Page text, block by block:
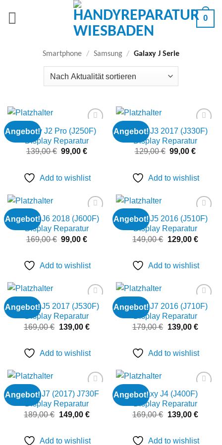
0
Smartphone / Samsung / Galaxy J Serie
Angebot!
Add to
wishlist
Galaxy J2 Pro (J250F)
Display Reparatur
139,00€ Ursprünglicher
139,00 €
99,00€Aktueller
99,00 €.
Add to wishlist
Angebot!
Add to
wishlist
Galaxy J3 2017 (J330F)
Display Reparatur
129,00€ Ursprünglicher
129,00 €
99,00€
99,00
Add to wishlist
Angebot!
Add to
wishlist
Galaxy J6 2018 (J600F)
Display Reparatur
169,00€ Ursprünglicher
169,00 €
99,00€Aktueller
99,00 €.
Add to wishlist
Angebot!
Add to
wishlist
Galaxy J5 2016 (J510F)
Display Reparatur
149,00€ Ursprünglicher
149,00 €
129,00 €
Add to wishlist
Angebot!
Add to
wishlist
Galaxy J5 2017 (J530F)
Display Reparatur
169,00€ Ursprünglicher
169,00 €
139,00 €Aktueller
139,00 €.
Add to wishlist
Angebot!
Add to
wishlist
Galaxy J7 2016 (J710F)
Display Reparatur
179,00€ Ursprünglicher
179,00 €
139,00 €
Add to wishlist
Angebot!
Add to
wishlist
Galaxy J7 (2017) J730F
Display Reparatur
189,00€ Ursprünglicher
189,00 €
149,00 €Aktueller
149,00 €.
Add to wishlist
Angebot!
Add to
wishlist
Galaxy J4 (J400F)
Display Reparatur
169,00€ Ursprünglicher
169,00 €
139,00 €
Add to wishlist